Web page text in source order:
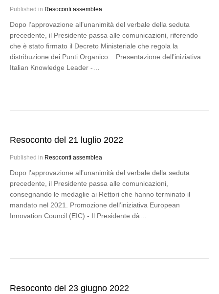
Published in Resoconti assemblea
Dopo l’approvazione all’unanimità del verbale della seduta
precedente, il Presidente passa alle comunicazioni, riferendo
che è stato firmato il Decreto Ministeriale che regola la
distribuzione dei Punti Organico. Presentazione dell’iniziativa
Italian Knowledge Leader -…
Resoconto del 21 luglio 2022
Published in Resoconti assemblea
Dopo l’approvazione all’unanimità del verbale della seduta
precedente, il Presidente passa alle comunicazioni,
consegnando le medaglie ai Rettori che hanno terminato il
mandato nel 2021. Promozione dell’iniziativa European
Innovation Council (EIC) - Il Presidente dà…
Resoconto del 23 giugno 2022